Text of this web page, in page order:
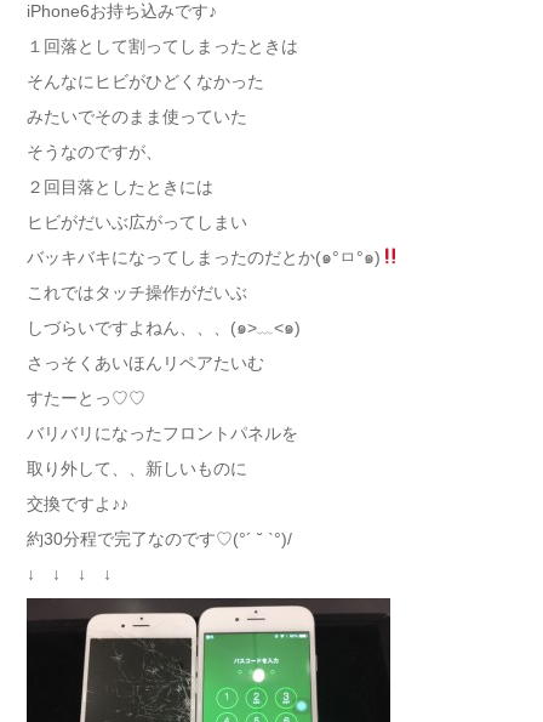
iPhone6お持ち込みです♪
１回落として割ってしまったときは
そんなにヒビがひどくなかった
みたいでそのまま使っていた
そうなのですが、
２回目落としたときには
ヒビがだいぶ広がってしまい
バッキバキになってしまったのだとか(๑°ㅁ°๑)
これではタッチ操作がだいぶ
しづらいですよねん、、、(๑>﹏<๑)
さっそくあいほんリペアたいむ
すたーとっ♡♡
バリバリになったフロントパネルを
取り外して、、新しいものに
交換ですよ♪♪
約30分程で完了なのです♡(°´ ˘ `°)/
↓ ↓ ↓ ↓